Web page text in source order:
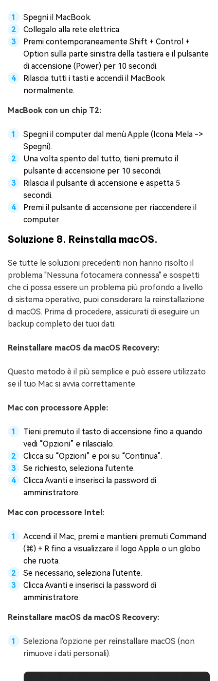
Spegni il MacBook.
Collegalo alla rete elettrica.
Premi contemporaneamente Shift + Control +
Option sulla parte sinistra della tastiera e il pulsante
di accensione (Power) per 10 secondi.
Rilascia tutti i tasti e accendi il MacBook
normalmente.
MacBook con un chip T2:
Spegni il computer dal menù Apple (Icona Mela ->
Spegni).
Una volta spento del tutto, tieni premuto il
pulsante di accensione per 10 secondi.
Rilascia il pulsante di accensione e aspetta 5
secondi.
Premi il pulsante di accensione per riaccendere il
computer.
Soluzione 8. Reinstalla macOS.
Se tutte le soluzioni precedenti non hanno risolto il
problema "Nessuna fotocamera connessa" e sospetti
che ci possa essere un problema più profondo a livello
di sistema operativo, puoi considerare la reinstallazione
di macOS. Prima di procedere, assicurati di eseguire un
backup completo dei tuoi dati.
Reinstallare macOS da macOS Recovery:
Questo metodo è il più semplice e può essere utilizzato
se il tuo Mac si avvia correttamente.
Mac con processore Apple:
Tieni premuto il tasto di accensione fino a quando
vedi “Opzioni” e rilascialo.
Clicca su “Opzioni” e poi su “Continua”.
Se richiesto, seleziona l'utente.
Clicca Avanti e inserisci la password di
amministratore.
Mac con processore Intel:
Accendi il Mac, premi e mantieni premuti Command
(⌘) + R fino a visualizzare il logo Apple o un globo
che ruota.
Se necessario, seleziona l'utente.
Clicca Avanti e inserisci la password di
amministratore.
Reinstallare macOS da macOS Recovery:
Seleziona l'opzione per reinstallare macOS (non
rimuove i dati personali).